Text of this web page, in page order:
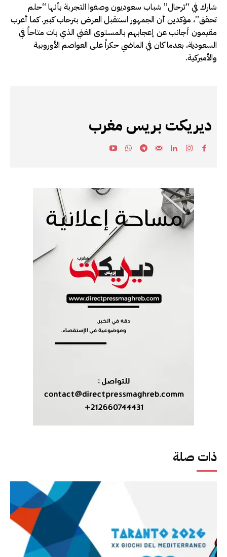
ذات صلة
شارك في “ترحال” شباب سعوديون وصفوا التجربة بأنها “حلم
تحقق”، مؤكدين أن الجمهور استقبل العرض بترحاب كبير. كما أعرب
مقيمون أجانب عن إعجابهم بالمستوى الفني الذي بات متاحاً في
السعودية، بعدما كان في الماضي حكراً على العواصم الأوروبية
والأميركية.
ديريكت بريس مغرب